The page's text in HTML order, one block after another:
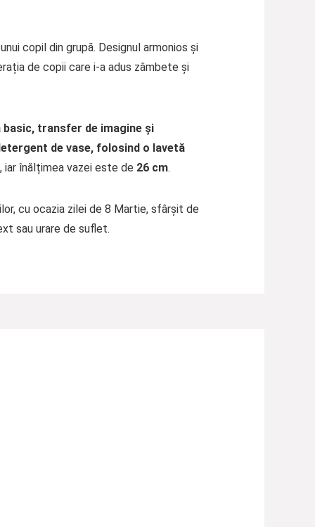
copil din grupă. Designul armonios și
de copii care i-a adus zâmbete și
basic, transfer de imagine și
de vase, folosind o lavetă
iar înălțimea vazei este de 26 cm.
cu ocazia zilei de 8 Martie, sfârșit de
sau urare de suflet.